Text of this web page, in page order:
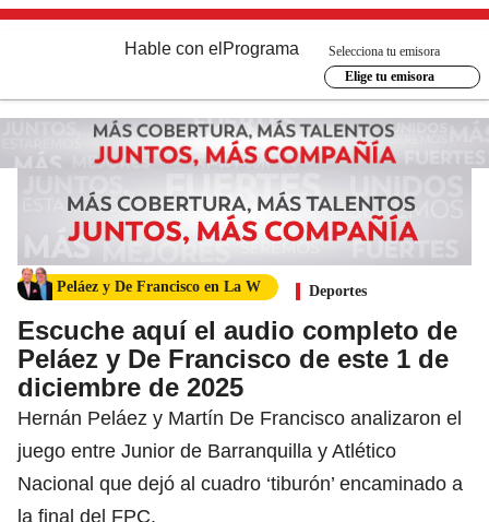
Hable con el Programa
Selecciona tu emisora
Elige tu emisora
Peláez y De Francisco en La W Deportes
Escuche aquí el audio completo de
Peláez y De Francisco de este 1 de
diciembre de 2025
Hernán Peláez y Martín De Francisco analizaron el
juego entre Junior de Barranquilla y Atlético
Nacional que dejó al cuadro ‘tiburón’ encaminado a
la final del FPC.